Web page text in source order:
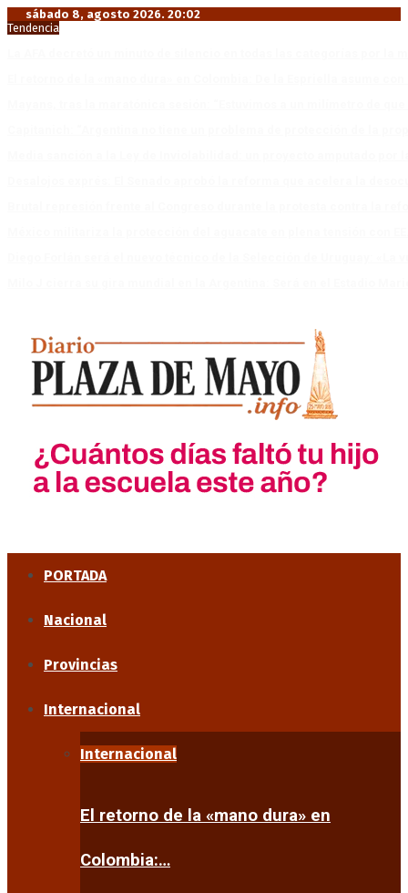
sábado 8, agosto 2026. 20:02
Tendencia
PORTADA
Nacional
Provincias
Internacional
Internacional
El retorno de la «mano dura» en
Colombia:…